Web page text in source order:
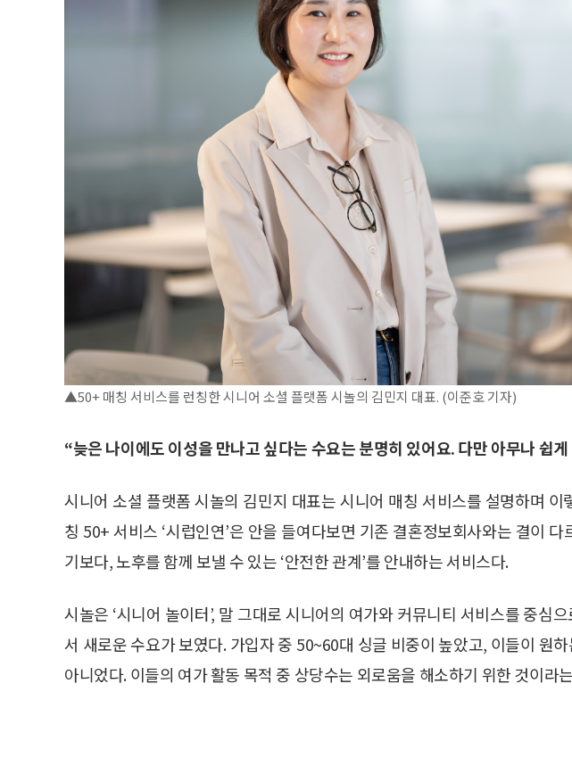
▲50+ 매칭 서비스를 런칭한 시니어 소셜 플랫폼 시놀의 김민지 대표. (이준호 기자)
“늦은 나이에도 이성을 만나고 싶다는 수요는 분명히 있어요. 다만 아무나 쉽
시니어 소셜 플랫폼 시놀의 김민지 대표는 시니어 매칭 서비스를 설명하며 이
칭 50+ 서비스 ‘시럽인연’은 안을 들여다보면 기존 결혼정보회사와는 결이
기보다, 노후를 함께 보낼 수 있는 ‘안전한 관계’를 안내하는 서비스다.
시놀은 ‘시니어 놀이터’, 말 그대로 시니어의 여가와 커뮤니티 서비스를 중심
서 새로운 수요가 보였다. 가입자 중 50~60대 싱글 비중이 높았고, 이들이 원
아니었다. 이들의 여가 활동 목적 중 상당수는 외로움을 해소하기 위한 것이라